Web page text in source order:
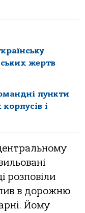
жертв
пункти
і
розповіли
в дорожню
Йому